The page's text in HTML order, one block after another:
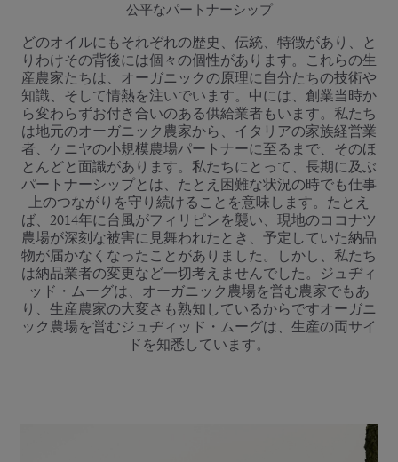
公平なパートナーシップ
どのオイルにもそれぞれの歴史、伝統、特徴があり、と
りわけその背後には個々の個性があります。これらの生
産農家たちは、オーガニックの原理に自分たちの技術や
知識、そして情熱を注いでいます。中には、創業当時か
ら変わらずお付き合いのある供給業者もいます。私たち
は地元のオーガニック農家から、イタリアの家族経営業
者、ケニヤの小規模農場パートナーに至るまで、そのほ
とんどと面識があります。私たちにとって、長期に及ぶ
パートナーシップとは、たとえ困難な状況の時でも仕事
上のつながりを守り続けることを意味します。たとえ
ば、2014年に台風がフィリピンを襲い、現地のココナツ
農場が深刻な被害に見舞われたとき、予定していた納品
物が届かなくなったことがありました。しかし、私たち
は納品業者の変更など一切考えませんでした。ジュヂィ
ッド・ムーグは、オーガニック農場を営む農家でもあ
り、生産農家の大変さも熟知しているからですオーガニ
ック農場を営むジュヂィッド・ムーグは、生産の両サイ
ドを知悉しています。